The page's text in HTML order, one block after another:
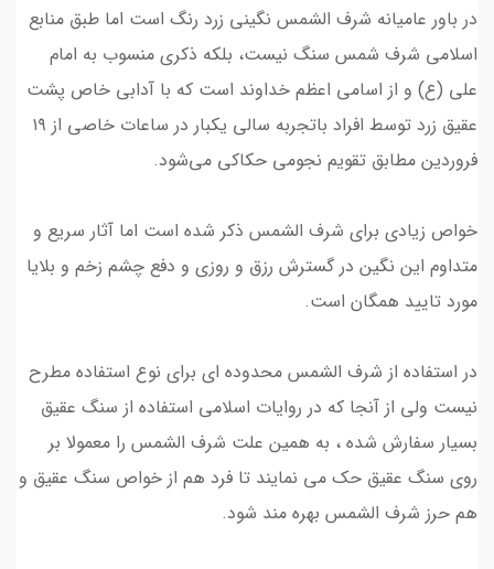
در باور عامیانه شرف الشمس نگینی زرد رنگ است اما طبق منابع
اسلامی شرف شمس سنگ نیست، بلکه ذکری منسوب به امام
علی (ع) و از اسامی اعظم خداوند است که با آدابی خاص پشت
عقیق زرد توسط افراد باتجربه سالی یکبار در ساعات خاصی از ۱۹
فروردین مطابق تقویم‌ نجومی حکاکی می‌شود.
خواص زیادی برای شرف الشمس ذکر شده است اما آثار سریع و
متداوم این نگین در گسترش رزق و روزی و دفع چشم زخم و بلایا
مورد تایید همگان است.
در استفاده از شرف الشمس محدوده ای برای نوع استفاده مطرح
نیست ولی از آنجا که در روایات اسلامی استفاده از سنگ عقیق
بسیار سفارش شده ، به همین علت شرف الشمس را معمولا بر
روی سنگ عقیق حک می نمایند تا فرد هم از خواص سنگ عقیق و
هم حرز شرف الشمس بهره مند شود.